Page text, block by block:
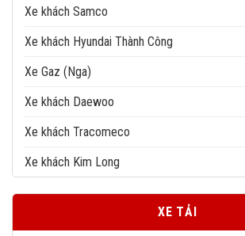
Xe khách Samco
Xe khách Hyundai Thành Công
Xe Gaz (Nga)
Xe khách Daewoo
Xe khách Tracomeco
Xe khách Kim Long
XE TẢI